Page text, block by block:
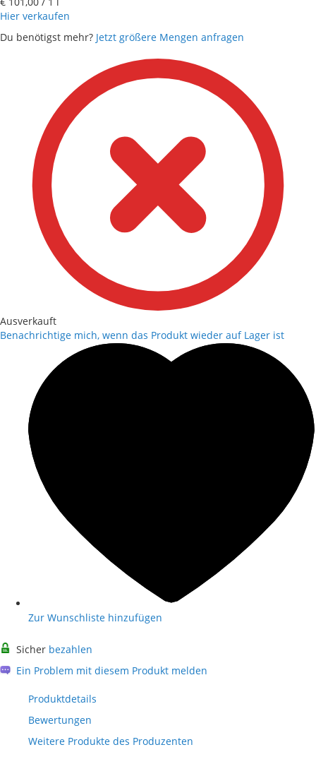
Hier verkaufen
Du benötigst mehr? Jetzt größere Mengen anfragen
Ausverkauft
Benachrichtige mich, wenn das Produkt wieder auf Lager ist
Zur Wunschliste hinzufügen
Sicher bezahlen
Ein Problem mit diesem Produkt melden
Produktdetails
Bewertungen
Weitere Produkte des Produzenten